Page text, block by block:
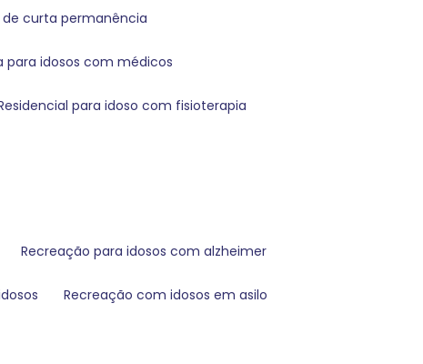
de curta permanência
para idosos com médicos
residencial para idoso com fisioterapia
recreação para idosos com alzheimer
recreação com idosos em asilo